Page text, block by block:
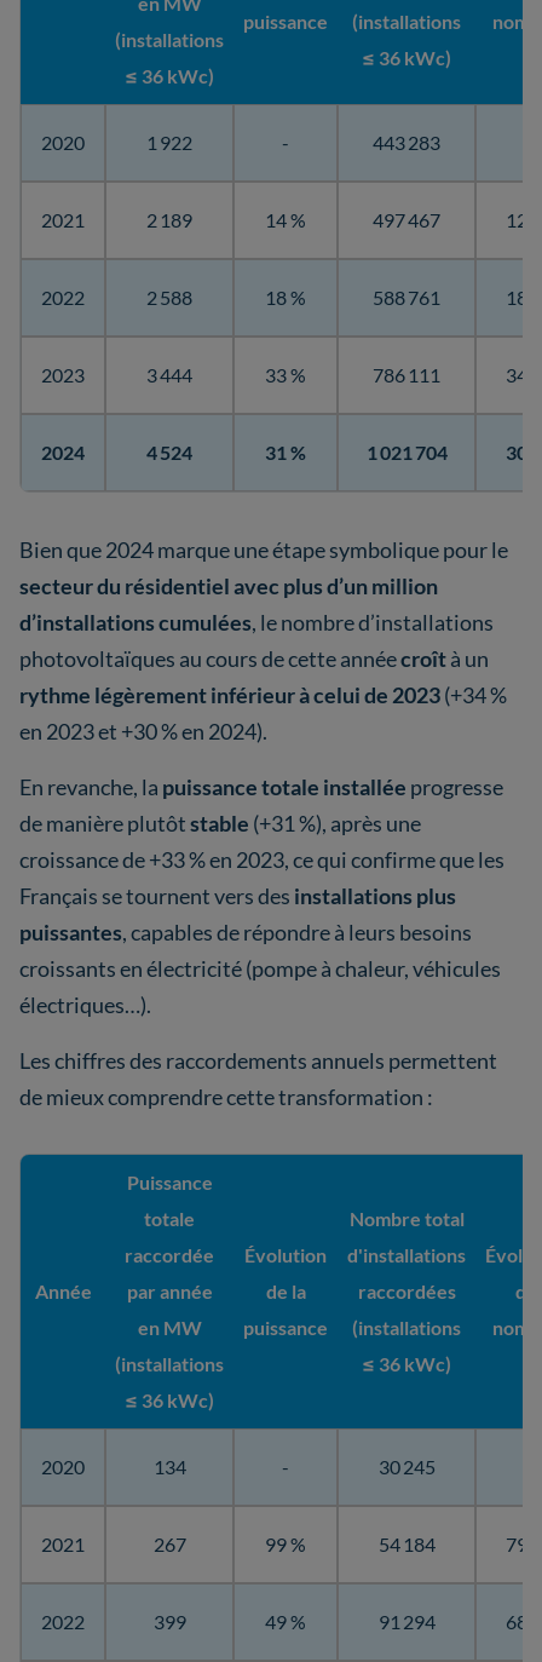
(installations
≤ 36 kWc)
puissance
(installations
≤ 36 kWc)
2020 1 922 - 443 283
2021 2 189 14 % 497 467 12
2022 2 588 18 % 588 761 18
2023 3 444 33 % 786 111 34
2024 4 524 31 % 1 021 704 30
Bien que 2024 marque une étape symbolique pour le
secteur du résidentiel avec plus d’un million
d’installations cumulées, le nombre d’installations
photovoltaïques au cours de cette annéecroîtà un
rythme légèrement inférieur à celui de 2023(+34 %
en 2023 et +30 % en 2024).
En revanche, la puissance totale installée progresse
de manière plutôtstable (+31 %), après une
croissance de +33 % en 2023, ce qui confirme que les
Français se tournent vers des installations plus
puissantes, capables de répondre à leurs besoins
croissants en électricité (pompe à chaleur, véhicules
électriques…).
Les chiffres des raccordements annuels permettent
de mieux comprendre cette transformation :
Année
Puissance
totale
raccordée
par année
en MW
(installations
≤ 36 kWc)
Évolution
de la
puissance
Nombre total
d'installations
raccordées
(installations
≤ 36 kWc)
du
2020 134 - 30 245
2021 267 99 % 54 184 79
2022 399 49 % 91 294 68